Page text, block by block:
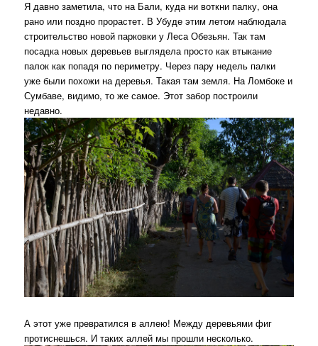
Я давно заметила, что на Бали, куда ни воткни палку, она
рано или поздно прорастет. В Убуде этим летом наблюдала
строительство новой парковки у Леса Обезьян. Так там
посадка новых деревьев выглядела просто как втыкание
палок как попадя по периметру. Через пару недель палки
уже были похожи на деревья. Такая там земля. На Ломбоке и
Сумбаве, видимо, то же самое. Этот забор построили
недавно.
А этот уже превратился в аллею! Между деревьями фиг
протиснешься. И таких аллей мы прошли несколько.